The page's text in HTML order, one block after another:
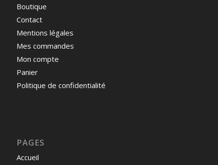
Boutique
Contact
Mentions légales
Mes commandes
Mon compte
Panier
Politique de confidentialité
PAGES
Accueil